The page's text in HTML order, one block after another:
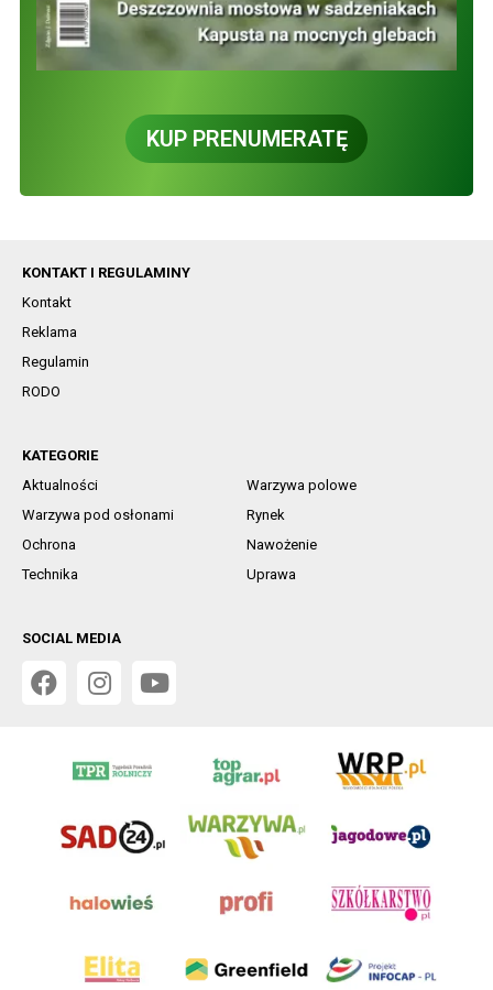
KUP PRENUMERATĘ
KONTAKT I REGULAMINY
Kontakt
Reklama
Regulamin
RODO
KATEGORIE
Aktualności
Warzywa polowe
Warzywa pod osłonami
Rynek
Ochrona
Nawożenie
Technika
Uprawa
SOCIAL MEDIA